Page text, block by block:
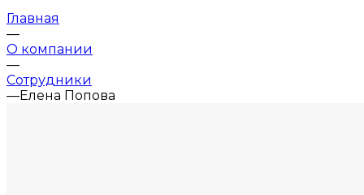
Главная
—
О компании
—
Сотрудники
—Елена Попова